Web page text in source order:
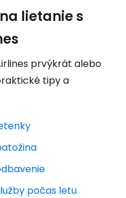
lietanie s
prvýkrát alebo
tipy a
počas letu